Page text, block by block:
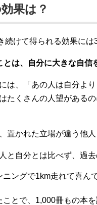
果は？
続けて得られる効果には
とは、自分に大きな自信
は、「あの人は自分よ
たくさんの人望がある
置かれた立場が違う他
と自分とは比べず、過
ングで1km走れて喜ん
とで、1,000冊もの本を